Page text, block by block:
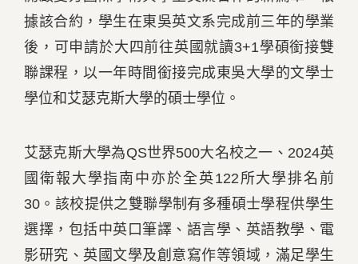
據該合約，學生在東吳英文系完成前三年的學業
後，可申請於大四前往英國就讀3+1學碩銜接雙
聯課程，以一年時間銜接完成東吳大學的文學士
學位和艾瑟克斯大學的碩士學位。
艾瑟克斯大學為QS世界500大名校之一、2024英
國衛報大學指南中亦於全英122所大學排名前
30。該校提供之雙聯學制有多種碩士學程供學生
選擇，包括中英口筆譯、語言學、英語教學、電
影研究、英國文學及創意寫作等領域，滿足學生